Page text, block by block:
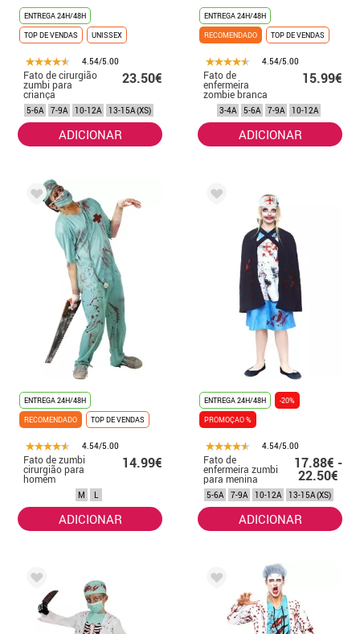
ENTREGA 24H/48H
TOP DE VENDAS
UNISSEX
4.54/5.00
Fato de cirurgião
zumbi para
criança
23.50€
5-6A 7-9A 10-12A 13-15A (XS)
ADICIONAR
ENTREGA 24H/48H
RECOMENDADO
TOP DE VENDAS
4.54/5.00
Fato de
enfermeira
zombie branca
para menina
15.99€
3-4A 5-6A 7-9A 10-12A
ADICIONAR
ENTREGA 24H/48H
RECOMENDADO
TOP DE VENDAS
4.54/5.00
Fato de zumbi
cirurgião para
homem
14.99€
M L
ADICIONAR
ENTREGA 24H/48H
-20%
PROMOÇAO %
4.54/5.00
Fato de
enfermeira zumbi
para menina
17.88€ -
22.50€
5-6A 7-9A 10-12A 13-15A (XS)
ADICIONAR